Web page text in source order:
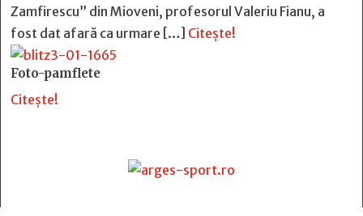
Zamfirescu” din Mioveni, profesorul Valeriu Fianu, a
fost dat afară ca urmare […] Citește!
Foto-pamflete
Citește!